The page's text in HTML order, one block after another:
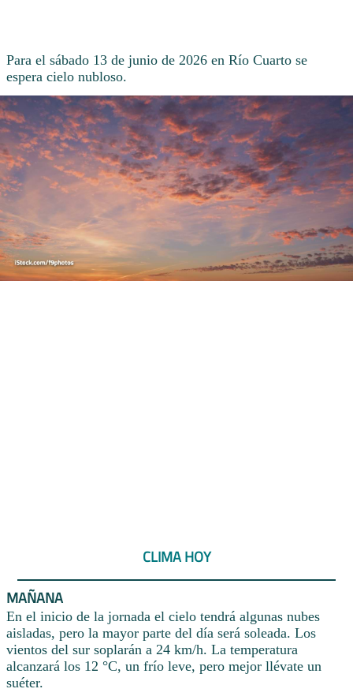
Para el sábado 13 de junio de 2026 en Río Cuarto se
espera cielo nubloso.
CLIMA HOY
MAÑANA
En el inicio de la jornada el cielo tendrá algunas nubes
aisladas, pero la mayor parte del día será soleada. Los
vientos del sur soplarán a 24 km/h. La temperatura
alcanzará los 12 °C, un frío leve, pero mejor llévate un
suéter.